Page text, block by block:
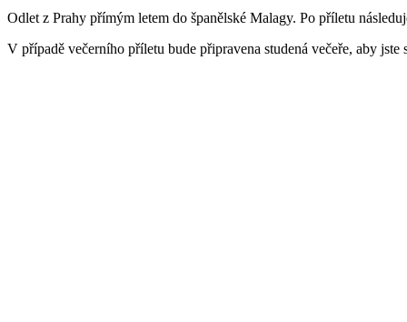
Odlet z Prahy přímým letem do španělské Malagy. Po příletu
V případě večerního příletu bude připravena studená večeře, aby